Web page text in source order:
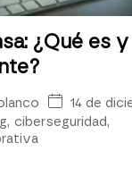
¿Qué es
14 de
, ciberseguridad,